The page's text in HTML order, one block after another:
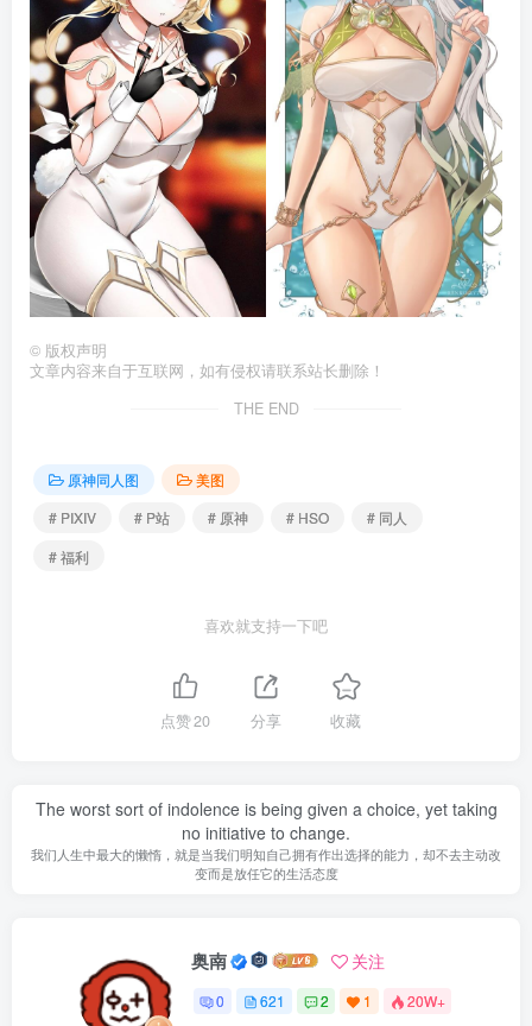
© 版权声明
文章内容来自于互联网，如有侵权请联系站长删除！
THE END
原神同人图
美图
# PIXIV
# P站 # 原神 # HSO
# 同人
# 福利
喜欢就支持一下吧
点赞20 分享 收藏
The worst sort of indolence is being given a choice, yet taking
no initiative to change.
我们人生中最大的懒惰，就是当我们明知自己拥有作出选择的能力，却不去主动改
变而是放任它的生活态度
奥南 关注
0 621 2 1 20W+